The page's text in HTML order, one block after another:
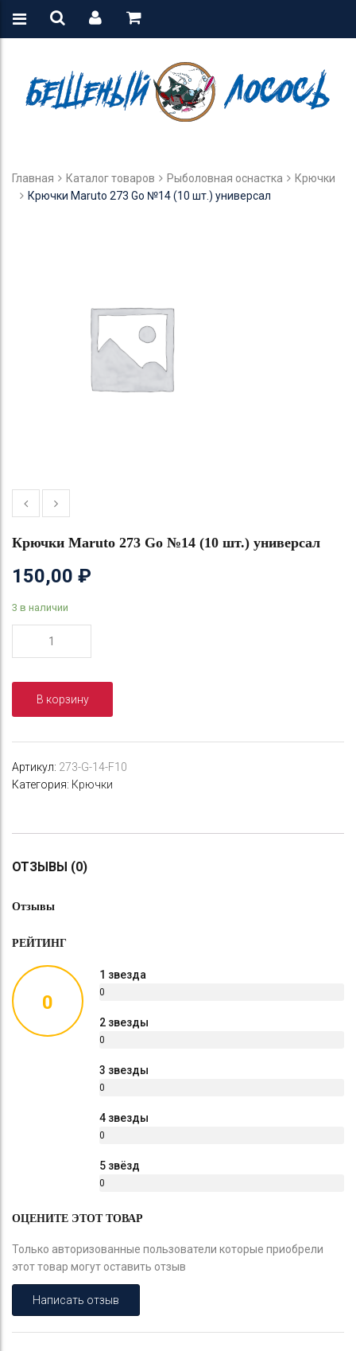
Главная Каталог товаров Рыболовная оснастка
Крючки
Крючки Maruto 273 Go №14 (10 шт.) универсал
Крючки Maruto 273 Go №14 (10 шт.) универсал
150,00 ₽
3 в наличии
Maruto
Go
шт.)
универсал
В корзину
Артикул: 273-G-14-F10
Категория: Крючки
ОТЗЫВЫ (0)
Отзывы
РЕЙТИНГ
0
1 звезда
0
2 звезды
0
3 звезды
0
4 звезды
0
5 звёзд
0
ОЦЕНИТЕ ЭТОТ ТОВАР
Только авторизованные пользователи которые приобрели
этот товар могут оставить отзыв
Написать отзыв